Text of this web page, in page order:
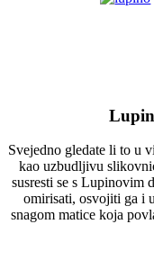
Svejedno gledate li to u
kao uzbudljivu
susresti se s Lupinovim
omirisati, osvojiti ga i
snagom matice koja